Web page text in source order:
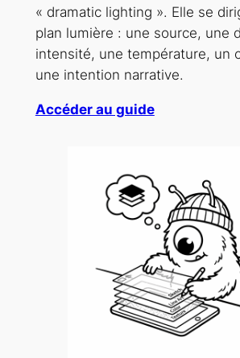
« dramatic lighting ». Elle se
plan lumière : une source, une
intensité, une température, un
une intention narrative.
Accéder au guide